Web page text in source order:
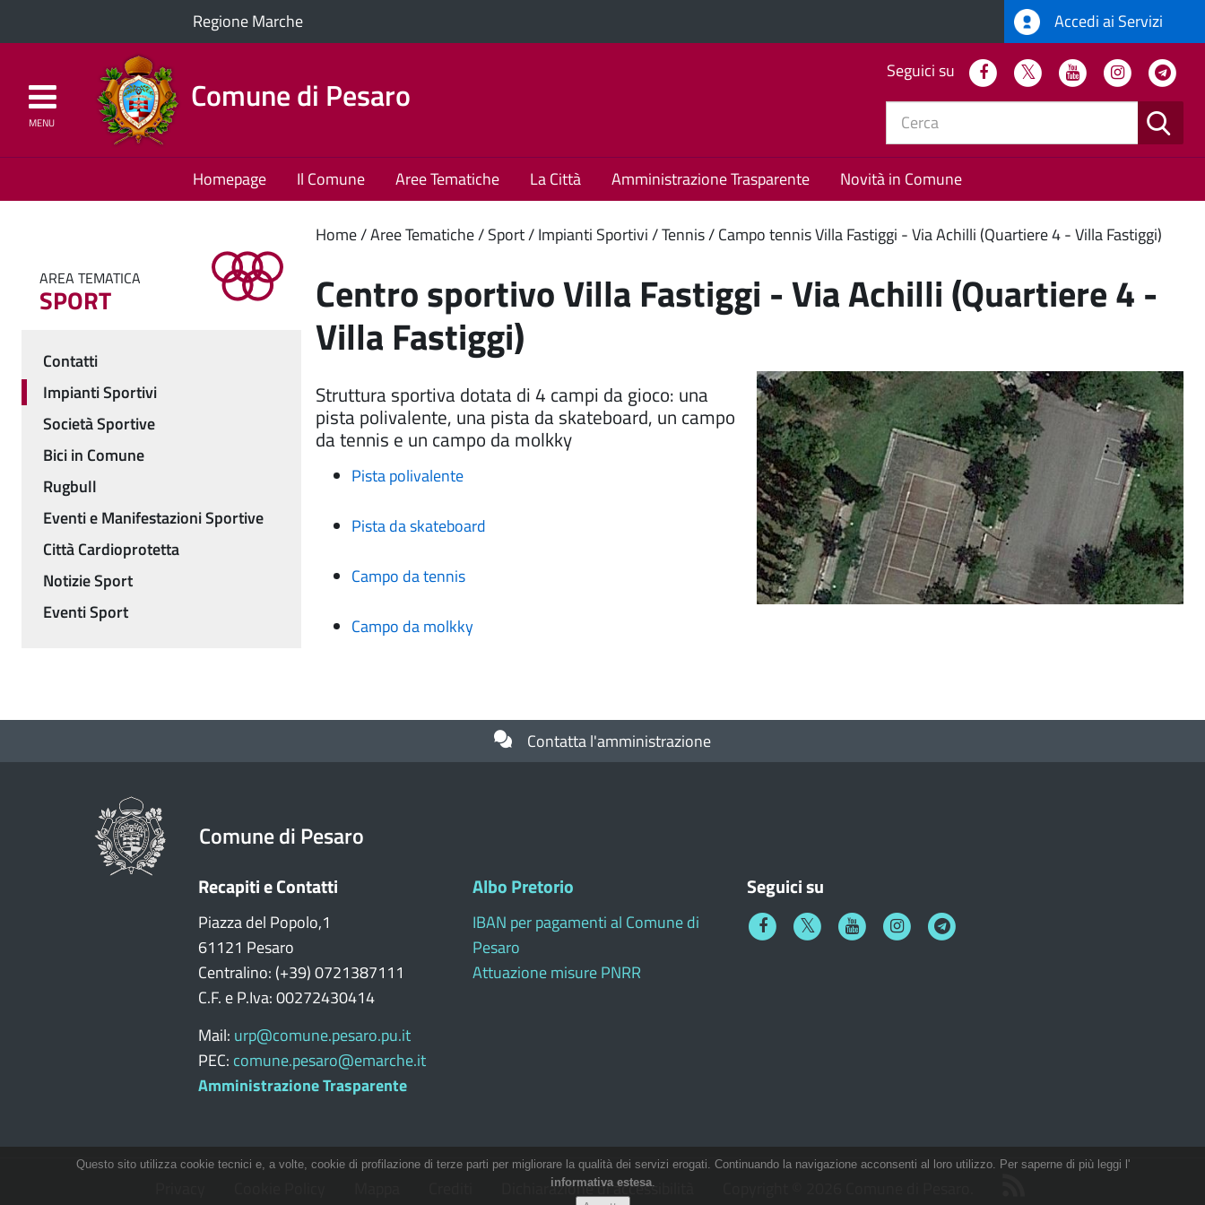
Regione Marche Accedi ai Servizi
Comune di Pesaro
Seguici su FacebookTwitter Youtube Instagram
MENU
Homepage Il Comune Aree Tematiche La Città Amministrazione Trasparente Novità in Comune
Contenuto
principale
Home Aree Tematiche Sport Impianti Sportivi Tennis Campo tennis Villa Fastiggi - Via Achilli (Quartiere 4 - Villa Fastiggi)
Centro sportivo Villa Fastiggi - Via Achilli (Quartiere 4 -
Villa Fastiggi)
Struttura sportiva dotata di 4 campi da gioco: una
pista polivalente, una pista da skateboard, un campo
da tennis e un campo da molkky
Pista polivalente
Pista da skateboard
Campo da tennis
Campo da molkky
AREA TEMATICA
SPORT
Menu
Contatti
Impianti Sportivi
Società Sportive
Bici in Comune
Rugbull
Eventi e Manifestazioni Sportive
Città Cardioprotetta
Notizie Sport
Eventi Sport
Contatta l'amministrazione
Comune di Pesaro
Recapiti e Contatti
Piazza del Popolo,1
61121 Pesaro
Centralino: (+39) 0721387111
C.F. e P.Iva: 00272430414
Mail: urp@comune.pesaro.pu.it
PEC: comune.pesaro@emarche.it
Amministrazione Trasparente
Albo Pretorio
IBAN per pagamenti al Comune di
Pesaro
Attuazione misure PNRR
Seguici su
FacebookTwitter YoutubeInstagramTelegram
Dichiarazione di accessibilità
Questo sito utilizza cookie tecnici e, a volte, cookie di profilazione di terze parti per migliorare la qualità dei servizi erogati. Continuando la navigazione acconsenti al loro utilizzo. Per saperne di più leggi l'
informativa estesa.